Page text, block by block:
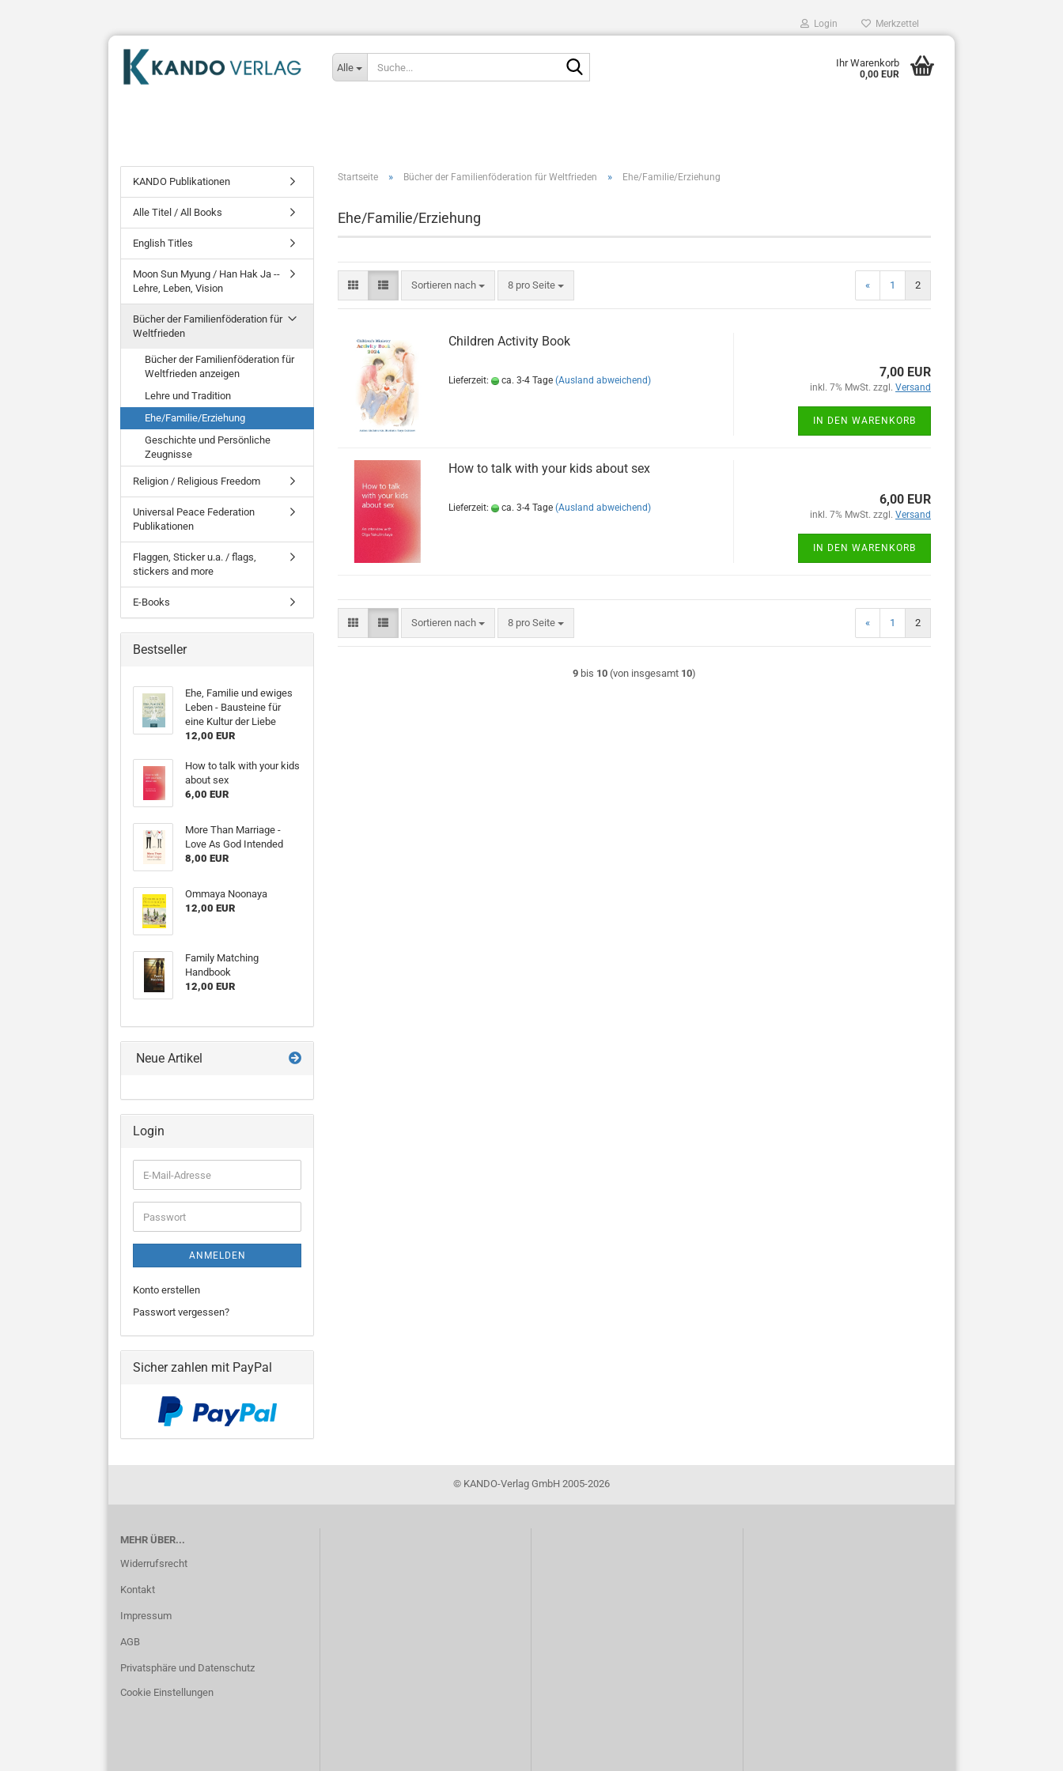
Login Merkzettel
Alle Ihr Warenkorb
0,00 EUR
Startseite » Bücher der Familienföderation für Weltfrieden » Ehe/Familie/Erziehung
Ehe/Familie/Erziehung
Sortieren nach
Sortieren nach 8 pro Seite
pro Seite « 1 2
Children Activity Book
Lieferzeit: ca. 3-4 Tage (Ausland abweichend)
7,00 EUR
inkl. 7% MwSt. zzgl. Versand
IN DEN WARENKORB
How to talk with your kids about sex
Lieferzeit: ca. 3-4 Tage (Ausland abweichend)
6,00 EUR
inkl. 7% MwSt. zzgl. Versand
IN DEN WARENKORB
Sortieren nach
Sortieren nach 8 pro Seite
pro Seite « 1 2
9 bis 10 (von insgesamt 10)
KANDO Publikationen
Alle Titel / All Books
English Titles
Moon Sun Myung / Han Hak Ja --
Lehre, Leben, Vision
Bücher der Familienföderation für
Weltfrieden
Bücher der Familienföderation für
Weltfrieden anzeigen
Lehre und Tradition
Ehe/Familie/Erziehung
Geschichte und Persönliche
Zeugnisse
Religion / Religious Freedom
Universal Peace Federation
Publikationen
Flaggen, Sticker u.a. / flags,
stickers and more
E-Books
Bestseller
Ehe, Familie und ewiges
Leben - Bausteine für
eine Kultur der Liebe
12,00 EUR
How to talk with your kids
about sex
6,00 EUR
More Than Marriage -
Love As God Intended
8,00 EUR
Ommaya Noonaya
12,00 EUR
Family Matching
Handbook
12,00 EUR
Neue Artikel
Login
E-
Mail-
Adresse
Passwort
ANMELDEN
Konto erstellen
Passwort vergessen?
Sicher zahlen mit PayPal
© KANDO-Verlag GmbH 2005-2026
MEHR ÜBER...
Widerrufsrecht
Kontakt
Impressum
AGB
Privatsphäre und Datenschutz
Cookie Einstellungen